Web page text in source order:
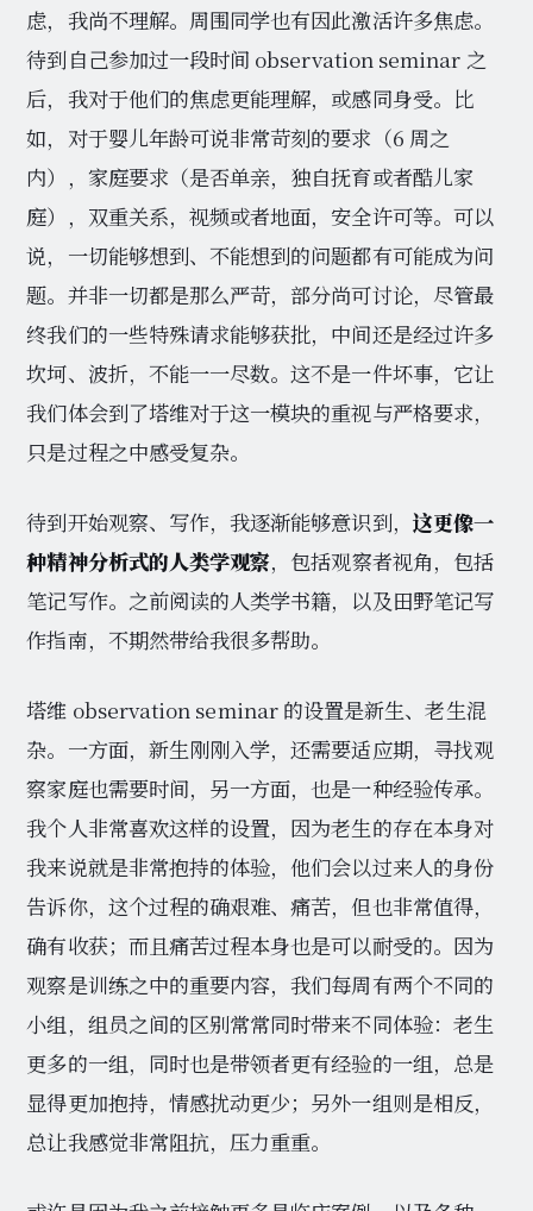
虑，我尚不理解。周围同学也有因此激活许多焦虑。
待到自己参加过一段时间 observation seminar 之
后，我对于他们的焦虑更能理解，或感同身受。比
如，对于婴儿年龄可说非常苛刻的要求（6 周之
内），家庭要求（是否单亲，独自抚育或者酷儿家
庭），双重关系，视频或者地面，安全许可等。可以
说，一切能够想到、不能想到的问题都有可能成为问
题。并非一切都是那么严苛，部分尚可讨论，尽管最
终我们的一些特殊请求能够获批，中间还是经过许多
坎坷、波折，不能一一尽数。这不是一件坏事，它让
我们体会到了塔维对于这一模块的重视与严格要求，
只是过程之中感受复杂。
待到开始观察、写作，我逐渐能够意识到， 这更像一
种精神分析式的人类学观察，包括观察者视角，包括
笔记写作。之前阅读的人类学书籍，以及田野笔记写
作指南，不期然带给我很多帮助。
塔维 observation seminar 的设置是新生、老生混
杂。一方面，新生刚刚入学，还需要适应期，寻找观
察家庭也需要时间，另一方面，也是一种经验传承。
我个人非常喜欢这样的设置，因为老生的存在本身对
我来说就是非常抱持的体验，他们会以过来人的身份
告诉你，这个过程的确艰难、痛苦，但也非常值得，
确有收获；而且痛苦过程本身也是可以耐受的。因为
观察是训练之中的重要内容，我们每周有两个不同的
小组，组员之间的区别常常同时带来不同体验：老生
更多的一组，同时也是带领者更有经验的一组，总是
显得更加抱持，情感扰动更少；另外一组则是相反，
总让我感觉非常阻抗，压力重重。